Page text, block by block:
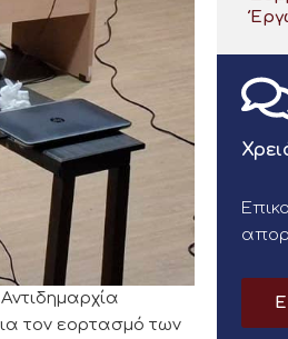
τον εορτασμό των